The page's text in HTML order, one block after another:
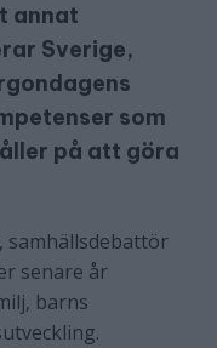
annat
Sverige,
som
på att göra
samhällsdebattör
senare år
barns